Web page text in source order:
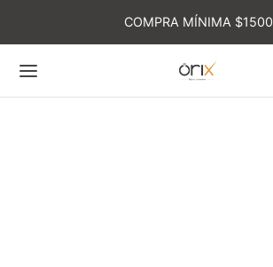
COMPRA MÍNIMA $1500